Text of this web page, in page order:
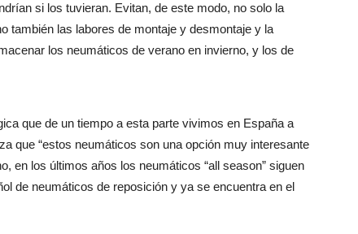
si los tuvieran. Evitan, de este modo, no solo la
también las labores de montaje y desmontaje y la
los neumáticos de verano en invierno, y los de
que de un tiempo a esta parte vivimos en España a
que “estos neumáticos son una opción muy interesante
en los últimos años los neumáticos “all season” siguen
de neumáticos de reposición y ya se encuentra en el